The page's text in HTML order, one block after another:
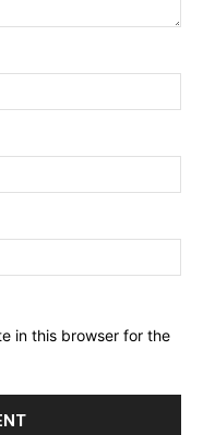
in this browser for the